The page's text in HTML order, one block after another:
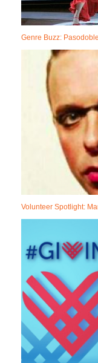
Genre Buzz:
Volunteer Spotlight: